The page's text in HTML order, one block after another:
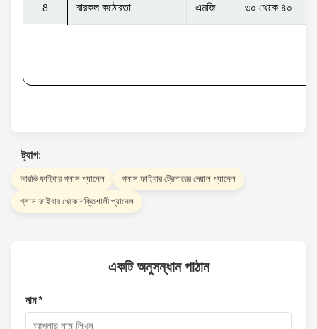
8 বারকল কঠোরতা এমজি ৩০ থেকে ৪০
ট্যাগ:
আরভি ফাইবার গ্লাস প্যানেল গ্লাস ফাইবার ট্রেলারের দেয়াল প্যানেল
গ্লাস ফাইবার থেকে শক্তিশালী প্যানেল
একটি অনুসন্ধান পাঠান
নাম *